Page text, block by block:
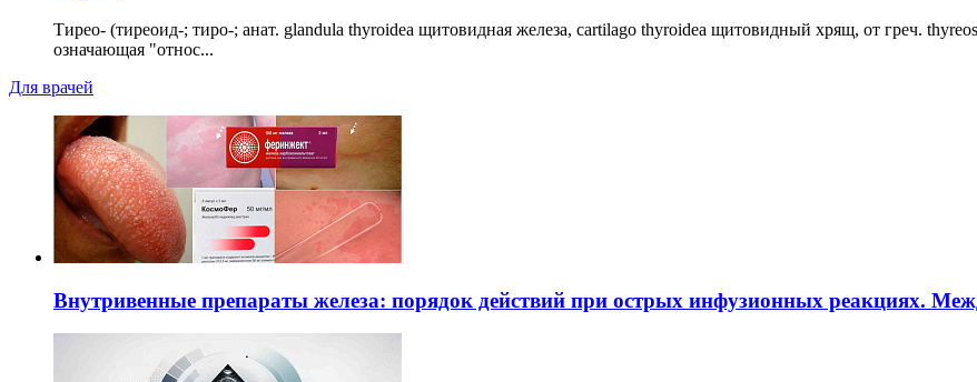
Тирео- (тиреоид-; тиро-; анат. glandula thyroidea щитовидная железа, cartilago thyroidea щитовидный хрящ, от греч.
означающая "относ...
Для врачей
Внутривенные препараты железа: порядок действий при острых инфузионных реакциях.